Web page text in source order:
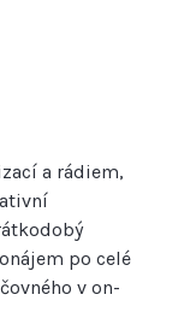
a rádiem,
po celé
v on-